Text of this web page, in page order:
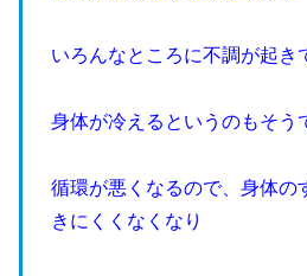
いろんなところに不調が起き
身体が冷えるというのもそう
循環が悪くなるので、身体の
きにくくなくなり